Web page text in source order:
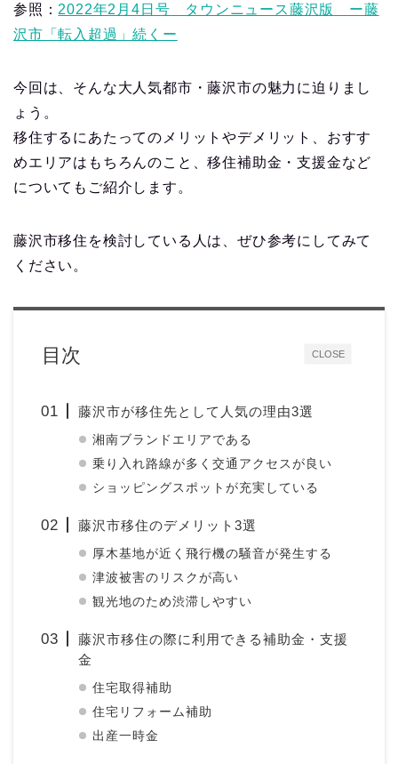
参照： 2022年2月4日号 タウンニュース藤沢版 ー藤
沢市「転入超過」続くー
今回は、そんな大人気都市・藤沢市の魅力に迫りまし
ょう。
移住するにあたってのメリットやデメリット、おすす
めエリアはもちろんのこと、移住補助金・支援金など
についてもご紹介します。
藤沢市移住を検討している人は、ぜひ参考にしてみて
ください。
CLOSE
目次
藤沢市が移住先として人気の理由3選
湘南ブランドエリアである
乗り入れ路線が多く交通アクセスが良い
ショッピングスポットが充実している
藤沢市移住のデメリット3選
厚木基地が近く飛行機の騒音が発生する
津波被害のリスクが高い
観光地のため渋滞しやすい
藤沢市移住の際に利用できる補助金・支援
金
住宅取得補助
住宅リフォーム補助
出産一時金